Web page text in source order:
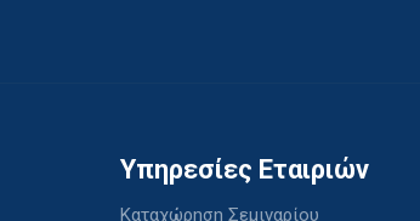
Υπηρεσίες Εταιριών
Καταχώρηση Σεμιναρίου